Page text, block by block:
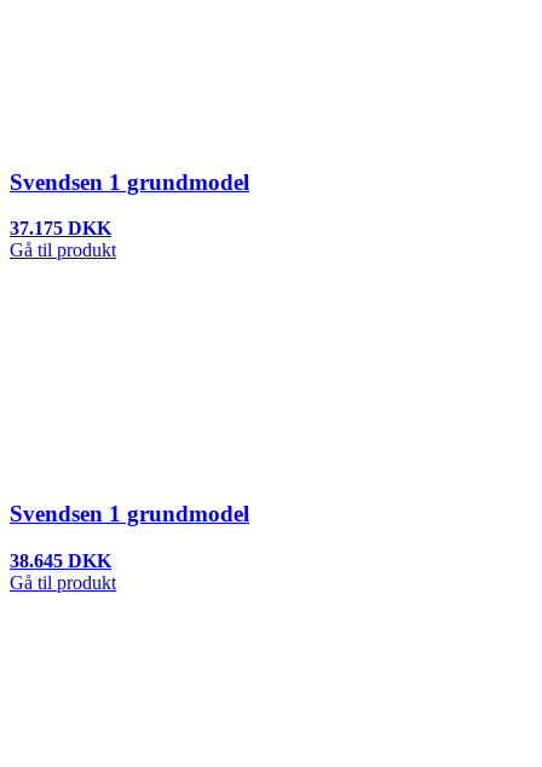
Svendsen 1 grundmodel
37.175 DKK
Gå til produkt
Svendsen 1 grundmodel
38.645 DKK
Gå til produkt